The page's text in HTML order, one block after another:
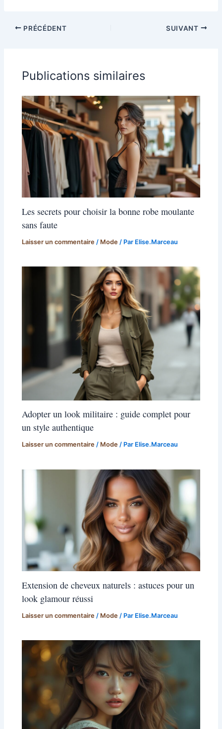
PRÉCÉDENT SUIVANT
Publications similaires
Les secrets pour choisir la bonne robe moulante
sans faute
Laisser un commentaire / Mode / Par Elise.Marceau
Adopter un look militaire : guide complet pour
un style authentique
Laisser un commentaire / Mode / Par Elise.Marceau
Extension de cheveux naturels : astuces pour un
look glamour réussi
Laisser un commentaire / Mode / Par Elise.Marceau